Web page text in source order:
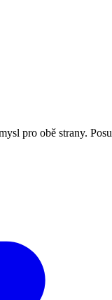
pro obě strany.